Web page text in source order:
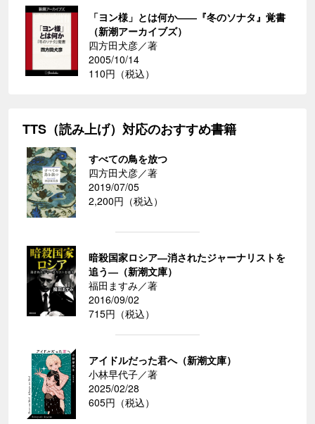
「ヨン様」とは何か――『冬のソナタ』覚書
（新潮アーカイブズ）
四方田犬彦／著
2005/10/14
110円（税込）
TTS（読み上げ）対応のおすすめ書籍
すべての鳥を放つ
四方田犬彦／著
2019/07/05
2,200円（税込）
暗殺国家ロシア―消されたジャーナリストを
追う―（新潮文庫）
福田ますみ／著
2016/09/02
715円（税込）
アイドルだった君へ（新潮文庫）
小林早代子／著
2025/02/28
605円（税込）